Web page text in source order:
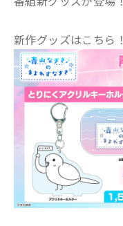
新作グッズはこちら！